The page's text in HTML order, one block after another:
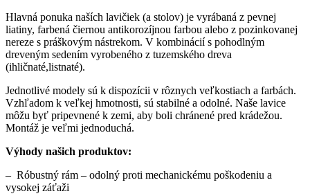
Hlavná ponuka naších lavičiek (a stolov) je vyrábaná z pevnej
liatiny, farbená čiernou antikorozíjnou farbou alebo z pozinkovanej
nereze s práškovým nástrekom. V kombinácií s pohodlným
dreveným sedením vyrobeného z tuzemského dreva
(ihličnaté,listnaté).
Jednotlivé modely sú k dispozícii v rôznych veľkostiach a farbách.
Vzhľadom k veľkej hmotnosti, sú stabilné a odolné. Naše lavice
môžu byť pripevnené k zemi, aby boli chránené pred krádežou.
Montáž je veľmi jednoduchá.
Výhody našich produktov:
– Róbustný rám – odolný proti mechanickému poškodeniu a
vysokej záťaži